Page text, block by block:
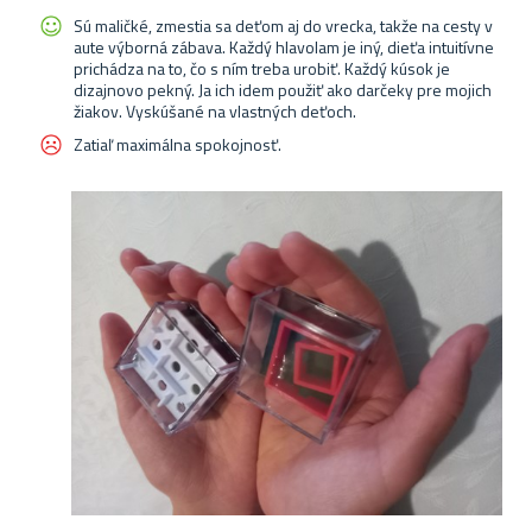
Sú maličké, zmestia sa deťom aj do vrecka, takže na cesty v
aute výborná zábava. Každý hlavolam je iný, dieťa intuitívne
prichádza na to, čo s ním treba urobiť. Každý kúsok je
dizajnovo pekný. Ja ich idem použiť ako darčeky pre mojich
žiakov. Vyskúšané na vlastných deťoch.
Zatiaľ maximálna spokojnosť.